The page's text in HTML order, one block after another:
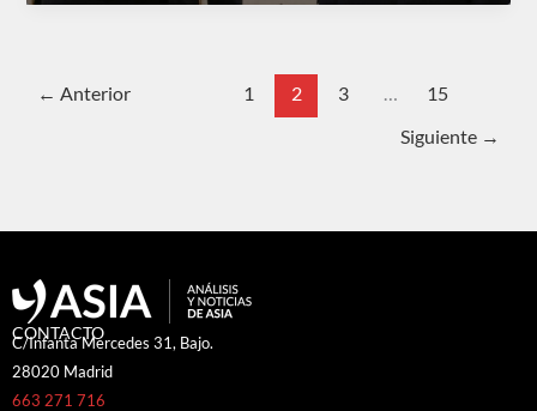
← Anterior 1 2 3 … 15
Siguiente →
CONTACTO
C/Infanta Mercedes 31, Bajo.
28020 Madrid
663 271 716